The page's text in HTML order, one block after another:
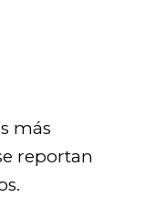
más
reportan